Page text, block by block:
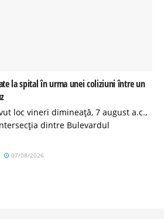
la spital în urma unei coliziuni între un
loc vineri dimineață, 7 august a.c.,
dintre Bulevardul
07/08/2026